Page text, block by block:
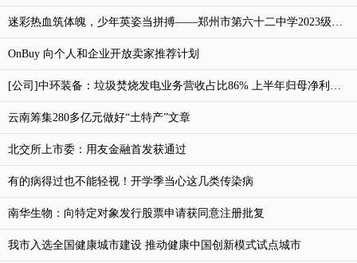
迷彩热血筑体魄，少年英姿当拼搏——郑州市第六十二中学2023级初一新生国防教育开营啦！
OnBuy 向个人和企业开放卖家推荐计划
[公司]中环装备：垃圾焚烧发电业务营收占比86% 上半年归母净利润同比增长24.83%
云南筹集280多亿元做好“土特产”文章
北交所上市委：用友金融首发获通过
有的病得过也不能轻视！开学季当心这几类传染病
南华生物：向特定对象发行股票申请获同意注册批复
我市入选全国健康城市建设 推动健康中国创新模式试点城市